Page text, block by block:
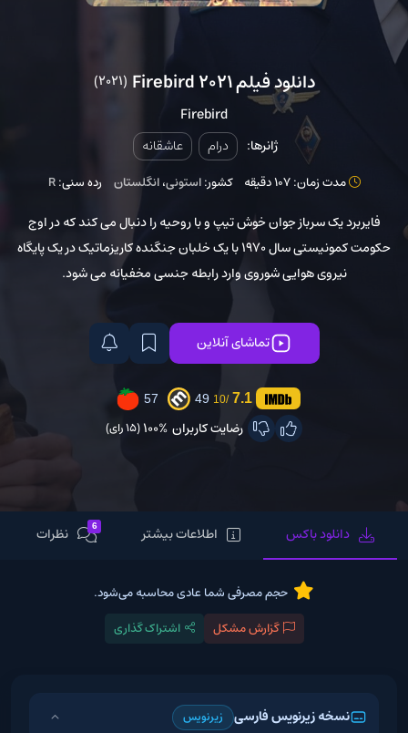
دانلود فیلم Firebird 2021 (2021)
Firebird
ژانرها: درام عاشقانه
مدت زمان: 107 دقیقه کشور:استونی،انگلستان رده سنی:R
فایربرد یک سرباز جوان خوش تیپ و با روحیه را دنبال می کند که در اوج
حکومت کمونیستی سال 1970 با یک خلبان جنگنده کاریزماتیک در یک پایگاه
نیروی هوایی شوروی وارد رابطه جنسی مخفیانه می شود.
تماشای آنلاین
7.1
/10
49
57
رضایت کاربران 100%(15 رای)
دانلود باکس اطلاعات بیشتر 6 نظرات
حجم مصرفی شما عادی محاسبه می‌شود.
گزارش مشکل
اشتراک گذاری
نسخه زیرنویس فارسی زیرنویس